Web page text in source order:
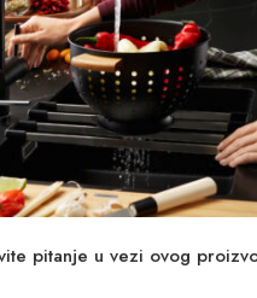
pitanje u vezi ovog